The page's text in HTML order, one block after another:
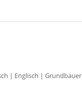
| Englisch | Grundbauer